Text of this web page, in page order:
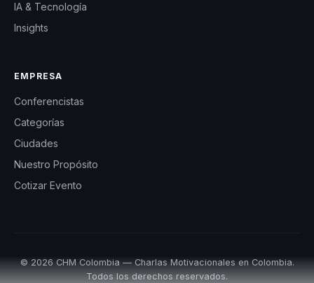
IA & Tecnología
Insights
EMPRESA
Conferencistas
Categorías
Ciudades
Nuestro Propósito
Cotizar Evento
© 2026 CHM Colombia — Charlas Motivacionales en Colombia.
Todos los derechos reservados.